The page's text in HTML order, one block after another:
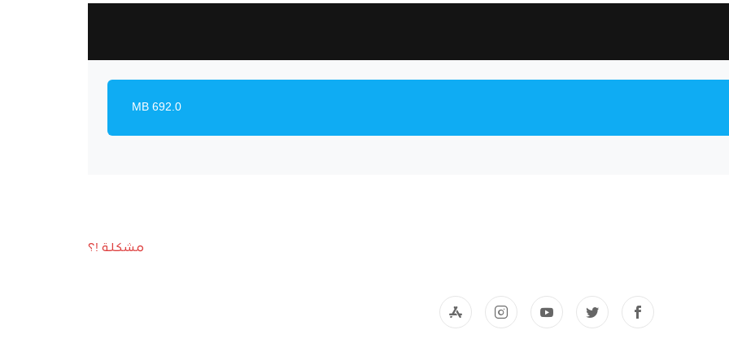
692.0 MB
مشكلة !؟